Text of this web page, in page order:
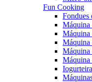
Fun Cooking
Fondues
Máquina
Máquina
Máquina
Máquina
Máquina
Iogurteira